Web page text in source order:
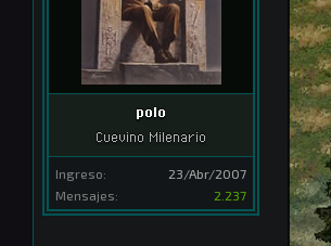
polo
Cuevino Milenario
Ingreso:
23/Abr/2007
Mensajes:
2.237